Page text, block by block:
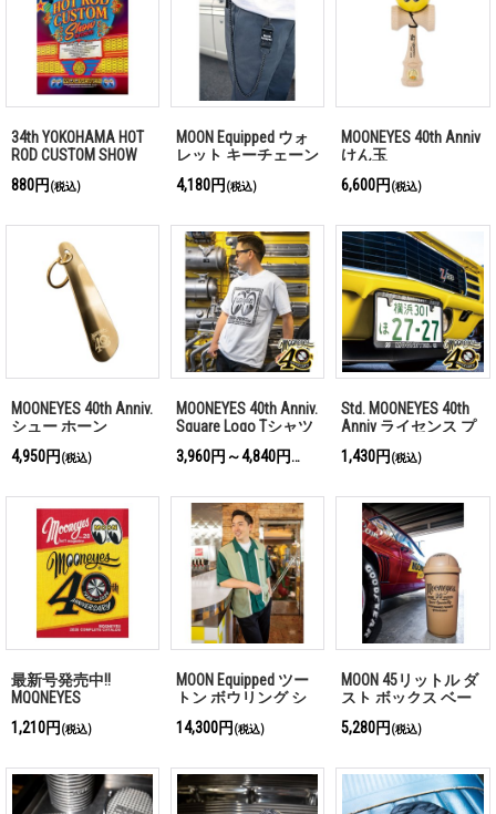
34th YOKOHAMA HOT
ROD CUSTOM SHOW
ン)
880円 (税込)
MOON Equipped ウォ
レット キーチェーン
4,180円 (税込)
MOONEYES 40th Anniv
けん玉
6,600円 (税込)
MOONEYES 40th Anniv.
シュー ホーン
4,950円 (税込)
MOONEYES 40th Anniv.
Square Logo Tシャツ
3,960円～4,840円
(税込)
Std. MOONEYES 40th
Anniv ライセンス プ
【MG058】
1,430円 (税込)
最新号発売中!!
MQQNEYES
No.28 2026
1,210円 (税込)
MOON Equipped ツー
トン ボウリング シ
14,300円 (税込)
MOON 45リットル ダ
スト ボックス ベー
5,280円 (税込)